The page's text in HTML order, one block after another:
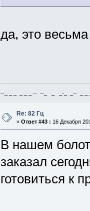
да, это
--_ _ _ _ _ _ -- --_ _ _-_ _-- _ _
Re: 82 Гц
« Ответ #43 : 16 Декабря
В нашем
заказал
готовиться к